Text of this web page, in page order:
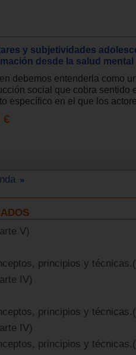
y subjetividades
desde la salud
debemos entenderla como
social que cobra sentido
específico en el que los
€
V)
principios y
IV)
principios y
IV)
principios y